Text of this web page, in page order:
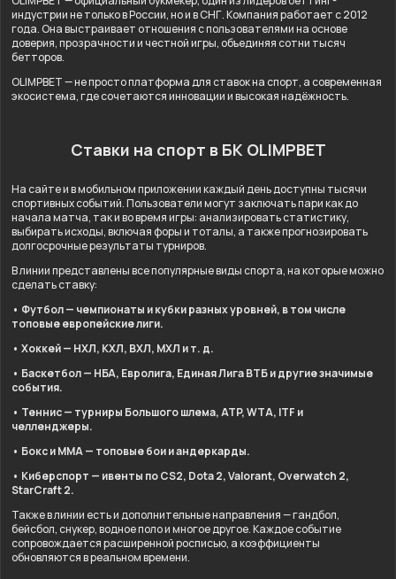
индустрии не только в России, но и в СНГ. Компания работает с 2012
года. Она выстраивает отношения с пользователями на основе
доверия, прозрачности и честной игры, объединяя сотни тысяч
бетторов.
OLIMPBET — не просто платформа для ставок на спорт, а современная
экосистема, где сочетаются инновации и высокая надёжность.
Ставки на спорт в БК OLIMPBET
На сайте и в мобильном приложении каждый день доступны тысячи
спортивных событий. Пользователи могут заключать пари как до
начала матча, так и во время игры: анализировать статистику,
выбирать исходы, включая форы и тоталы, а также прогнозировать
долгосрочные результаты турниров.
В линии представлены все популярные виды спорта, на которые можно
сделать ставку:
• Футбол — чемпионаты и кубки разных уровней, в том числе
топовые европейские лиги.
• Хоккей — НХЛ, КХЛ, ВХЛ, МХЛ и т. д.
• Баскетбол — НБА, Евролига, Единая Лига ВТБ и другие значимые
события.
• Теннис — турниры Большого шлема, ATP, WTA, ITF и
челленджеры.
• Бокс и ММА — топовые бои и андеркарды.
• Киберспорт — ивенты по CS2, Dota 2, Valorant, Overwatch 2,
StarCraft 2.
Также в линии есть и дополнительные направления — гандбол,
бейсбол, снукер, водное поло и многое другое. Каждое событие
сопровождается расширенной росписью, а коэффициенты
обновляются в реальном времени.